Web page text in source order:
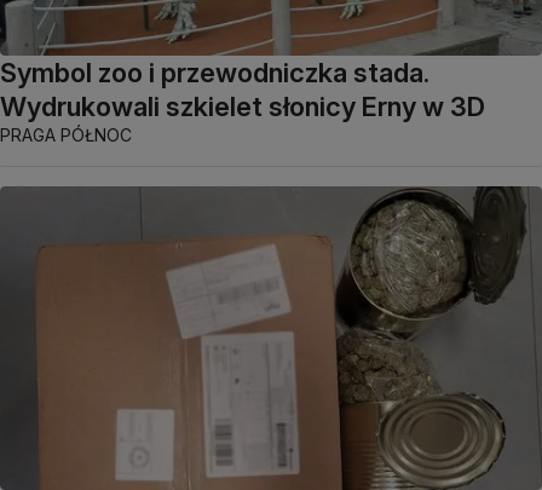
Symbol zoo i przewodniczka stada.
Wydrukowali szkielet słonicy Erny w 3D
PRAGA PÓŁNOC